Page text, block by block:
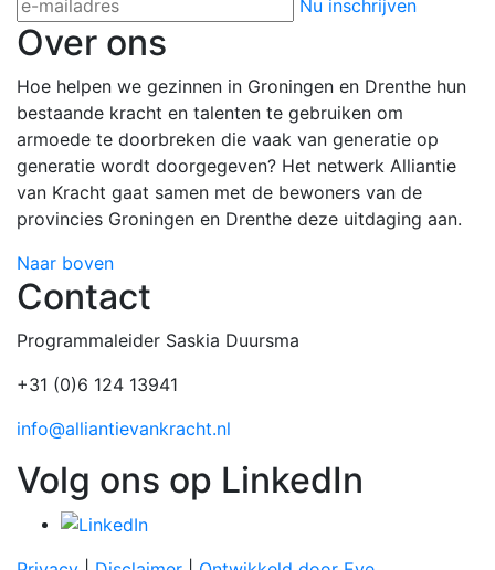
Nu inschrijven
Over ons
Hoe helpen we gezinnen in Groningen en Drenthe hun
bestaande kracht en talenten te gebruiken om
armoede te doorbreken die vaak van generatie op
generatie wordt doorgegeven? Het netwerk Alliantie
van Kracht gaat samen met de bewoners van de
provincies Groningen en Drenthe deze uitdaging aan.
Naar boven
Contact
Programmaleider Saskia Duursma
+31 (0)6 124 13941
info@alliantievankracht.nl
Volg ons op LinkedIn